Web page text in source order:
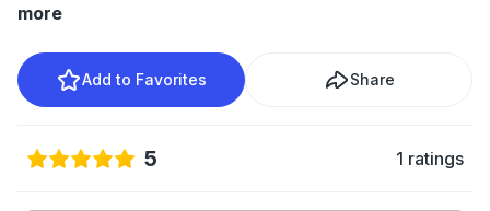
more
Add to Favorites Share
5 1 ratings